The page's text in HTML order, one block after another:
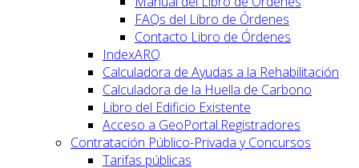
FAQs del Libro de Órdenes
Contacto Libro de Órdenes
IndexARQ
Calculadora de Ayudas a la Rehabilitación
Calculadora de la Huella de Carbono
Libro del Edificio Existente
Acceso a GeoPortal.Registradores
Contratación Público-Privada y Concursos
Tarifas públicas